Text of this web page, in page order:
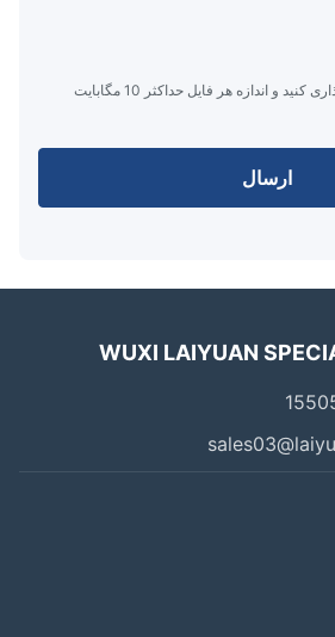
شما می‌توانید تا 5 فایل بارگذاری کنید و اندازه هر فایل حداکثر 10 مگابایت
ارسال
WUXI LAIYUAN